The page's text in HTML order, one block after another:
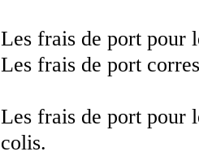
Les frais de port pour
Les frais de port
Les frais de port pour
colis.